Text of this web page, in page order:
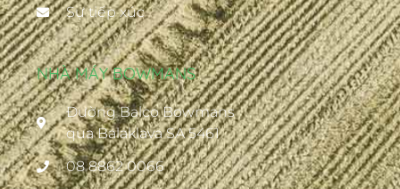
Sự tiếp xúc
NHÀ MÁY BOWMANS
Đường Balco Bowmans
qua Balaklava SA 5461
08 8862 0066